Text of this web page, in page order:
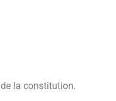
la constitution.